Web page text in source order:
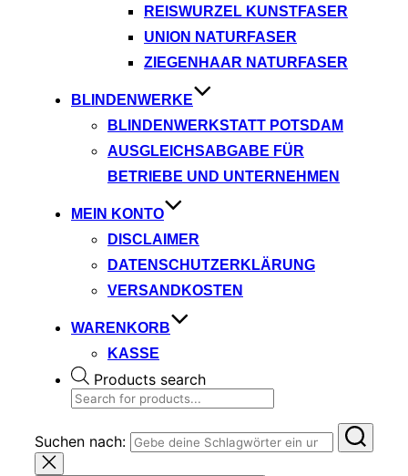
REISWURZEL KUNSTFASER
UNION NATURFASER
ZIEGENHAAR NATURFASER
BLINDENWERKE
BLINDENWERKSTATT POTSDAM
AUSGLEICHSABGABE FÜR
BETRIEBE UND UNTERNEHMEN
MEIN KONTO
DISCLAIMER
DATENSCHUTZERKLÄRUNG
VERSANDKOSTEN
WARENKORB
KASSE
Products search
Suchen nach: